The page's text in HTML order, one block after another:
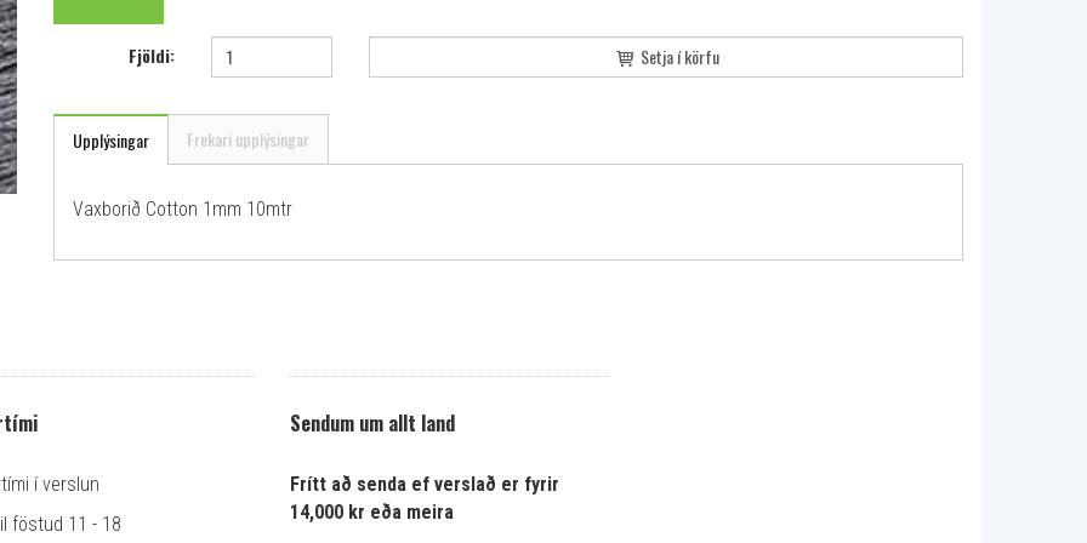
Fjöldi: Setja í körfu
Upplýsingar Frekari upplýsingar
Vaxborið Cotton 1mm 10mtr
í verslun
föstud 11 - 18
Sendum um allt land
Frítt að senda ef verslað er fyrir
14,000 kr eða meira